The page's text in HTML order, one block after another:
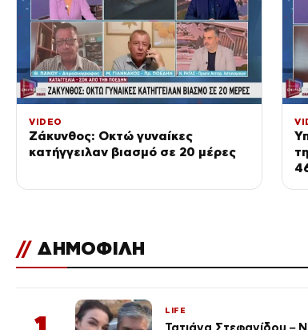
VIDEO
Ζάκυνθος: Οκτώ γυναίκες
κατήγγειλαν βιασμό σε 20 μέρες
// ΔΗΜΟΦΙΛΗ
LIFE
Τατιάνα Στεφανίδου –